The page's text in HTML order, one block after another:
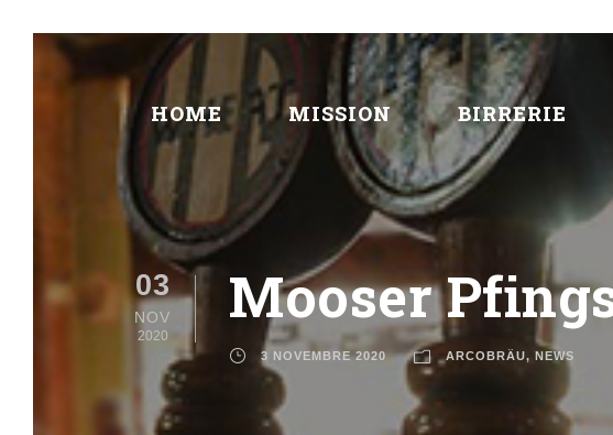
HOME MISSION BIRRERIE
03
NOV
2020
Mooser
3 NOVEMBRE 2020 ARCOBRÄU, NEWS